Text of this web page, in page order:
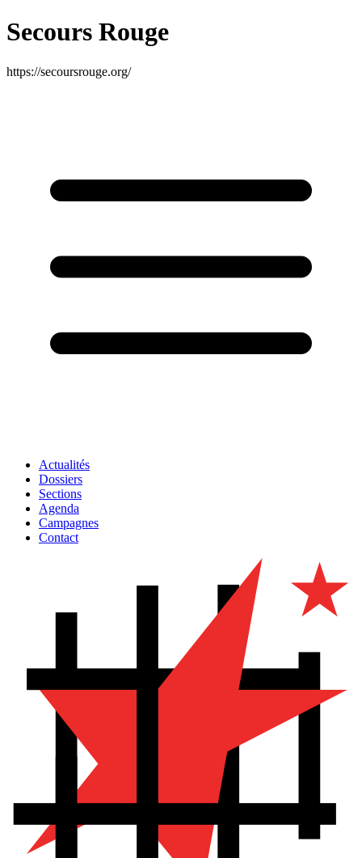
Secours Rouge
https://secoursrouge.org/
Actualités
Dossiers
Sections
Agenda
Campagnes
Contact